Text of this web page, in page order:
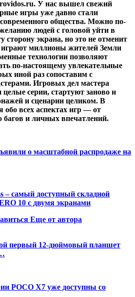
У нас вышел свежий
игры уже давно стали
общества. Можно по-
людей с головой уйти в
экрана, но это не отменит
миллионы жителей Земли
технологии позволяют
по-настоящему увлекательные
иной раз сопоставим с
Игровых дел мастера
серии, стартуют заново и
и сценарии целиком. В
обо всех аспектах игр — от
багов и личных впечатлений.
о масштабной распродаже на
– самый доступный складной
10 с двумя экранами
Еще от автора
первый 12-дюймовый планшет
POCO X7 уже доступны со